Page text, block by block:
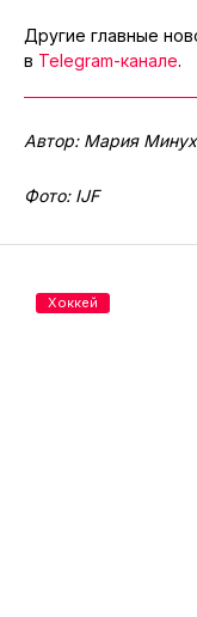
Другие главные
в Telegram-канале.
Автор: Мария
Фото: IJF
Хоккей